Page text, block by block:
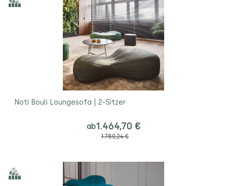
Noti Bouli Loungesofa | 2-Sitzer
ab1.464,70 €
1.780,24 €